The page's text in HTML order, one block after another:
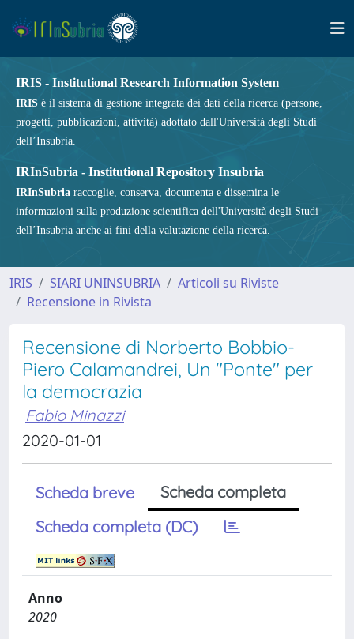
IRIS - Institutional Research Information System
IRIS è il sistema di gestione integrata dei dati della ricerca (persone,
progetti, pubblicazioni, attività) adottato dall'Università degli Studi
dell’Insubria.
IRInSubria - Institutional Repository Insubria
IRInSubria raccoglie, conserva, documenta e dissemina le
informazioni sulla produzione scientifica dell'Università degli Studi
dell’Insubria anche ai fini della valutazione della ricerca.
IRIS SIARI UNINSUBRIA
Articoli su Riviste
Recensione in Rivista
Recensione di Norberto Bobbio-
Piero Calamandrei, Un "Ponte" per
la democrazia
Fabio Minazzi
2020-01-01
Scheda breve
Scheda completa
Scheda completa (DC)
Anno
2020